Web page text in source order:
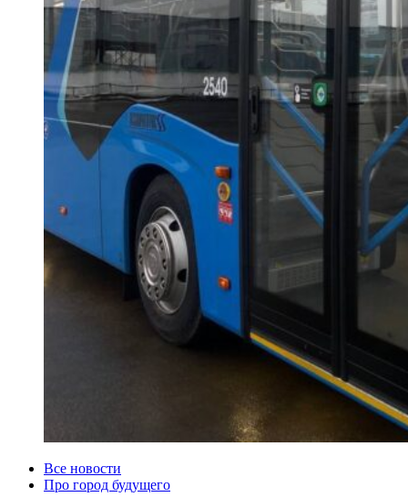
КатегорииВсе новости
Про город будущего